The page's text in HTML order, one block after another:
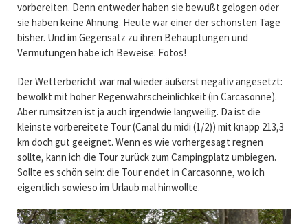
vorbereiten. Denn entweder haben sie bewußt gelogen oder
sie haben keine Ahnung. Heute war einer der schönsten Tage
bisher. Und im Gegensatz zu ihren Behauptungen und
Vermutungen habe ich Beweise: Fotos!
Der Wetterbericht war mal wieder äußerst negativ angesetzt:
bewölkt mit hoher Regenwahrscheinlichkeit (in Carcasonne).
Aber rumsitzen ist ja auch irgendwie langweilig. Da ist die
kleinste vorbereitete Tour (Canal du midi (1/2)) mit knapp 213,3
km doch gut geeignet. Wenn es wie vorhergesagt regnen
sollte, kann ich die Tour zurück zum Campingplatz umbiegen.
Sollte es schön sein: die Tour endet in Carcasonne, wo ich
eigentlich sowieso im Urlaub mal hinwollte.